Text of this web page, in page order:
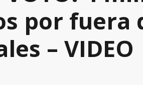
por fuera
– VIDEO